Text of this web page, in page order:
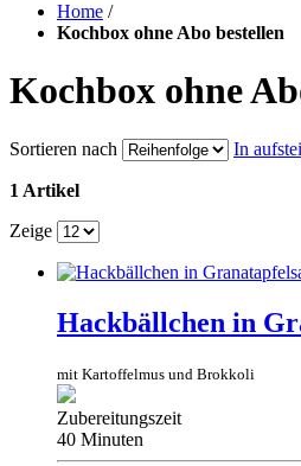
Home /
Kochbox ohne Abo bestellen
Kochbox ohne
Sortieren nach In
1 Artikel
Zeige
Hackbällchen in
mit Kartoffelmus und Brokkoli
Zubereitungszeit
40 Minuten